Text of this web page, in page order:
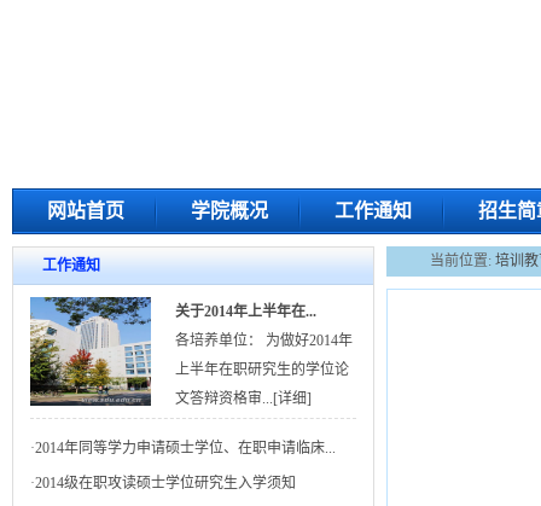
网站首页 学院概况 工作通知 招生简
工作通知
关于2014年上半年在...
各培养单位： 为做好2014年
上半年在职研究生的学位论
文答辩资格审... [详细]
·2014年同等学力申请硕士学位、在职申请临床...
·2014级在职攻读硕士学位研究生入学须知
当前位置: 培训